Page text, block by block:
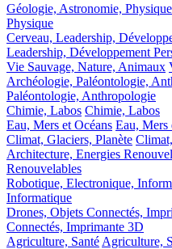
Géologie, Astronomie, Physique
Physique
Cerveau, Leadership,
Leadership, Développement
Vie Sauvage, Nature, Animaux
Archéologie, Paléontologie,
Paléontologie, Anthropologie
Chimie, Labos Chimie, Labos
Eau, Mers et Océans Eau, Mers
Climat, Glaciers, Planète
Architecture, Energies
Renouvelables
Robotique, Electronique,
Informatique
Drones, Objets Connectés,
Connectés, Imprimante 3D
Agriculture, Santé Agriculture,